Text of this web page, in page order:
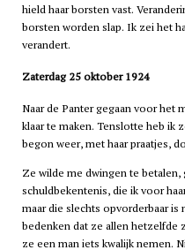
hield haar borsten vast.
borsten worden slap. Ik zei het
verandert.
Zaterdag 25 oktober 1924
Naar de Panter gegaan voor het
klaar te maken. Tenslotte heb ik
begon weer, met haar praatjes,
Ze wilde me dwingen te betalen,
schuldbekentenis, die ik voor
maar die slechts opvorderbaar
bedenken dat ze allen hetzelfde
ze een man iets kwalijk nemen.